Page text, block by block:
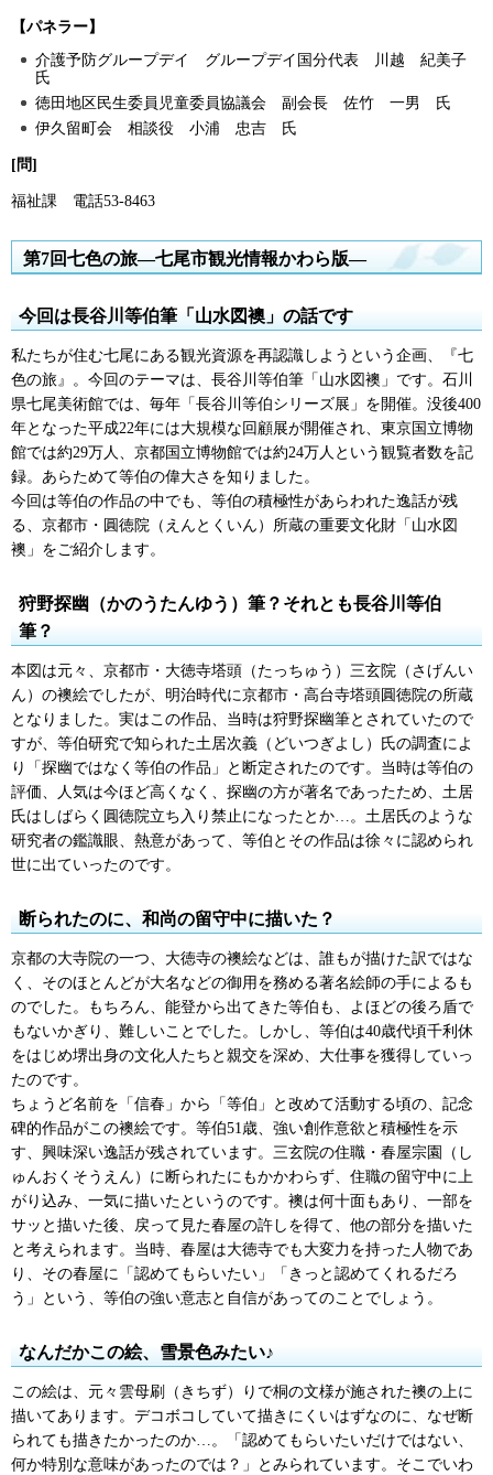
【パネラー】
介護予防グループデイ グループデイ国分代表 川越 紀美子
氏
徳田地区民生委員児童委員協議会 副会長 佐竹 一男 氏
伊久留町会 相談役 小浦 忠吉 氏
[問]
福祉課 電話53-8463
第7回七色の旅―七尾市観光情報かわら版―
今回は長谷川等伯筆「山水図襖」の話です
私たちが住む七尾にある観光資源を再認識しようという企画、『七
色の旅』。今回のテーマは、長谷川等伯筆「山水図襖」です。石川
県七尾美術館では、毎年「長谷川等伯シリーズ展」を開催。没後400
年となった平成22年には大規模な回顧展が開催され、東京国立博物
館では約29万人、京都国立博物館では約24万人という観覧者数を記
録。あらためて等伯の偉大さを知りました。
今回は等伯の作品の中でも、等伯の積極性があらわれた逸話が残
る、京都市・圓徳院（えんとくいん）所蔵の重要文化財「山水図
襖」をご紹介します。
狩野探幽（かのうたんゆう）筆？それとも長谷川等伯
筆？
本図は元々、京都市・大徳寺塔頭（たっちゅう）三玄院（さげんい
ん）の襖絵でしたが、明治時代に京都市・高台寺塔頭圓徳院の所蔵
となりました。実はこの作品、当時は狩野探幽筆とされていたので
すが、等伯研究で知られた土居次義（どいつぎよし）氏の調査によ
り「探幽ではなく等伯の作品」と断定されたのです。当時は等伯の
評価、人気は今ほど高くなく、探幽の方が著名であったため、土居
氏はしばらく圓徳院立ち入り禁止になったとか…。土居氏のような
研究者の鑑識眼、熱意があって、等伯とその作品は徐々に認められ
世に出ていったのです。
断られたのに、和尚の留守中に描いた？
京都の大寺院の一つ、大徳寺の襖絵などは、誰もが描けた訳ではな
く、そのほとんどが大名などの御用を務める著名絵師の手によるも
のでした。もちろん、能登から出てきた等伯も、よほどの後ろ盾で
もないかぎり、難しいことでした。しかし、等伯は40歳代頃千利休
をはじめ堺出身の文化人たちと親交を深め、大仕事を獲得していっ
たのです。
ちょうど名前を「信春」から「等伯」と改めて活動する頃の、記念
碑的作品がこの襖絵です。等伯51歳、強い創作意欲と積極性を示
す、興味深い逸話が残されています。三玄院の住職・春屋宗園（し
ゅんおくそうえん）に断られたにもかかわらず、住職の留守中に上
がり込み、一気に描いたというのです。襖は何十面もあり、一部を
サッと描いた後、戻って見た春屋の許しを得て、他の部分を描いた
と考えられます。当時、春屋は大徳寺でも大変力を持った人物であ
り、その春屋に「認めてもらいたい」「きっと認めてくれるだろ
う」という、等伯の強い意志と自信があってのことでしょう。
なんだかこの絵、雪景色みたい♪
この絵は、元々雲母刷（きちず）りで桐の文様が施された襖の上に
描いてあります。デコボコしていて描きにくいはずなのに、なぜ断
られても描きたかったのか…。「認めてもらいたいだけではない、
何か特別な意味があったのでは？」とみられています。そこでいわ